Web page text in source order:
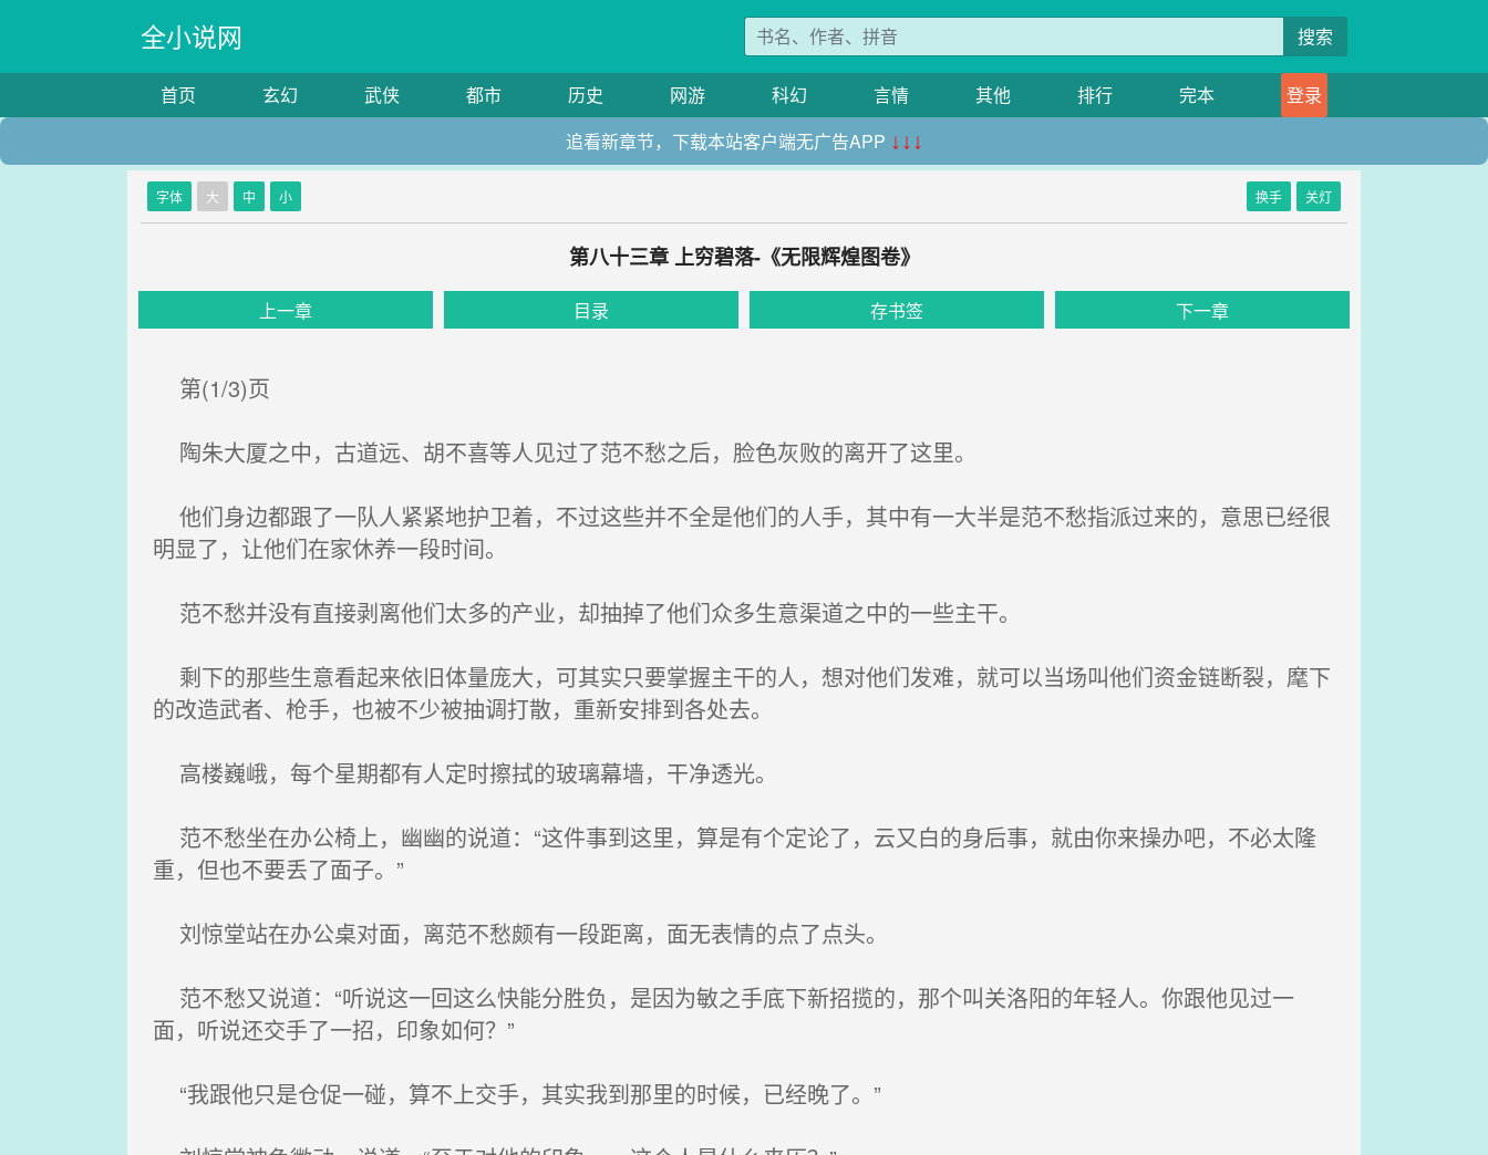
全小说网 搜索
首页 玄幻 武侠 都市 历史 网游 科幻 言情 其他 排行 完本
登录
追看新章节，下载本站客户端无广告APP ↓↓↓
字体 大 中 小 换手 关灯
第八十三章 上穷碧落-《无限辉煌图卷》
上一章 目录 存书签 下一章
第(1/3)页
陶朱大厦之中，古道远、胡不喜等人见过了范不愁之后，脸色灰败的离开了这里。
他们身边都跟了一队人紧紧地护卫着，不过这些并不全是他们的人手，其中有一大半是范不愁指派过来的，意思已经很
明显了，让他们在家休养一段时间。
范不愁并没有直接剥离他们太多的产业，却抽掉了他们众多生意渠道之中的一些主干。
剩下的那些生意看起来依旧体量庞大，可其实只要掌握主干的人，想对他们发难，就可以当场叫他们资金链断裂，麾下
的改造武者、枪手，也被不少被抽调打散，重新安排到各处去。
高楼巍峨，每个星期都有人定时擦拭的玻璃幕墙，干净透光。
范不愁坐在办公椅上，幽幽的说道：“这件事到这里，算是有个定论了，云又白的身后事，就由你来操办吧，不必太隆
重，但也不要丢了面子。”
刘惊堂站在办公桌对面，离范不愁颇有一段距离，面无表情的点了点头。
范不愁又说道：“听说这一回这么快能分胜负，是因为敏之手底下新招揽的，那个叫关洛阳的年轻人。你跟他见过一
面，听说还交手了一招，印象如何？”
“我跟他只是仓促一碰，算不上交手，其实我到那里的时候，已经晚了。”